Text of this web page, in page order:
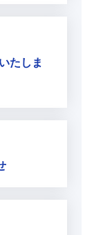
たしま